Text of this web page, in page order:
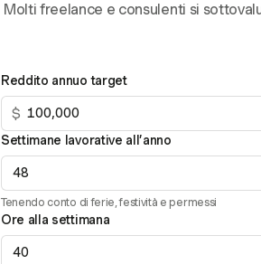
Molti freelance e consulenti si
Reddito annuo target
$
Settimane lavorative all’anno
Tenendo conto di ferie, festività e permessi
Ore alla settimana